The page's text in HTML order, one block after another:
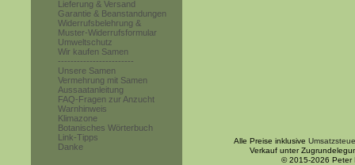
Lieferung & Versand
Garantie & Beanstandungen
Widerrufsbelehrung &
Muster-Widerrufsformular
Umweltschutz
Wir kaufen Samen
------------------------
Unsere Samen
Vermehrung mit Samen
Aussaatanleitung
FAQ-Fragen zur Anzucht
Warnhinweis
Klimazone
Botanisches Wörterbuch
Link-Tipps
Danke
Alle Preise inklusive
Verkauf unter
© 2015-2026 Peter